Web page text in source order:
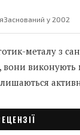
Заснований у 2002
металу з
вони виконують